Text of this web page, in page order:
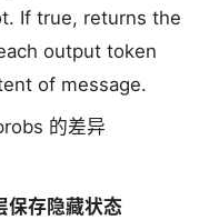
If true, returns the
output token
of message.
的差异
保存隐藏状态